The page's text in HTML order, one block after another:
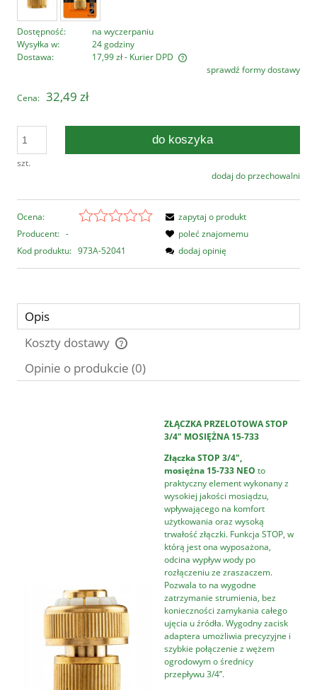
Dostępność:
na wyczerpaniu
Wysyłka w:
24 godziny
Dostawa:
17,99 zł- Kurier DPD
Cena nie zawiera ewentualnych kosztów płatnościsprawdź formy dostawy
Cena: 32,49 zł
szt.
do koszyka
dodaj do przechowalni
Ocena:
Producent: -
Kod produktu: 973A-52041
zapytaj o produkt
poleć znajomemu
dodaj opinię
Opis
Koszty dostawy
Cena nie zawiera ewentualnych kosztów płatności
Opinie o produkcie (0)
ZŁĄCZKA PRZELOTOWA STOP
3/4" MOSIĘŻNA 15-733
Złączka STOP 3/4",
mosiężna 15-733 NEO to
praktyczny element wykonany z
wysokiej jakości mosiądzu,
wpływającego na komfort
użytkowania oraz wysoką
trwałość złączki. Funkcja STOP, w
którą jest ona wyposażona,
odcina wypływ wody po
rozłączeniu ze zraszaczem.
Pozwala to na wygodne
zatrzymanie strumienia, bez
konieczności zamykania całego
ujęcia u źródła. Wygodny zacisk
adaptera umożliwia precyzyjne i
szybkie połączenie z wężem
ogrodowym o średnicy
przepływu 3/4’’.